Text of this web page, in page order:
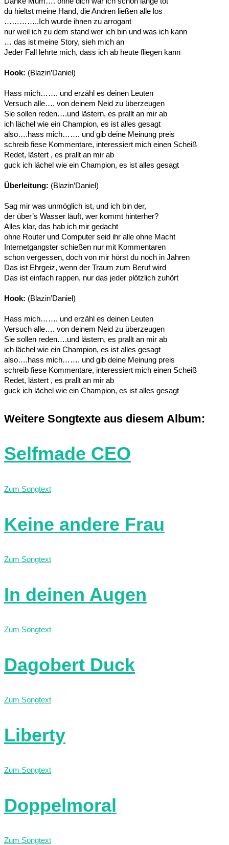
du hieltst meine Hand, die Andren ließen alle los
…………..Ich wurde ihnen zu arrogant
nur weil ich zu dem stand wer ich bin und was ich kann
… das ist meine Story, sieh mich an
Jeder Fall lehrte mich, dass ich ab heute fliegen kann
Hook: (Blazin’Daniel)
Hass mich……. und erzähl es deinen Leuten
Versuch alle…. von deinem Neid zu überzeugen
Sie sollen reden….und lästern, es prallt an mir ab
ich lächel wie ein Champion, es ist alles gesagt
also….hass mich……. und gib deine Meinung preis
schreib fiese Kommentare, interessiert mich einen Scheiß
Redet, lästert , es prallt an mir ab
guck ich lächel wie ein Champion, es ist alles gesagt
Überleitung: (Blazin’Daniel)
Sag mir was unmöglich ist, und ich bin der,
der über’s Wasser läuft, wer kommt hinterher?
Alles klar, das hab ich mir gedacht
ohne Router und Computer seid ihr alle ohne Macht
Internetgangster schießen nur mit Kommentaren
schon vergessen, doch von mir hörst du noch in Jahren
Das ist Ehrgeiz, wenn der Traum zum Beruf wird
Das ist einfach rappen, nur das jeder plötzlich zuhört
Hook: (Blazin’Daniel)
Hass mich……. und erzähl es deinen Leuten
Versuch alle…. von deinem Neid zu überzeugen
Sie sollen reden….und lästern, es prallt an mir ab
ich lächel wie ein Champion, es ist alles gesagt
also….hass mich……. und gib deine Meinung preis
schreib fiese Kommentare, interessiert mich einen Scheiß
Redet, lästert , es prallt an mir ab
guck ich lächel wie ein Champion, es ist alles gesagt
Weitere Songtexte aus diesem Album:
Selfmade CEO
Zum Songtext
Keine andere Frau
Zum Songtext
In deinen Augen
Zum Songtext
Dagobert Duck
Zum Songtext
Liberty
Zum Songtext
Doppelmoral
Zum Songtext